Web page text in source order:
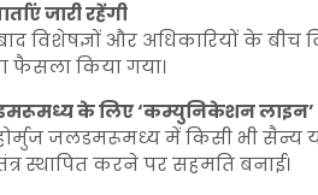
जारी रहेंगी
विशेषज्ञों और अधिकारियों के बीच
फैसला किया गया।
के लिए ‘कम्युनिकेशन लाइन’
होर्मुज जलडमरूमध्य में किसी भी
स्थापित करने पर सहमति बनाई।